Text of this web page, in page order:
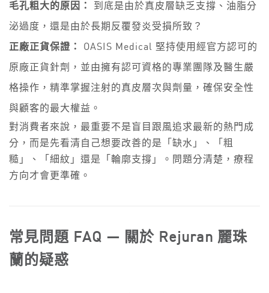
毛孔粗大的原因：
到底是由於真皮層缺乏支撐、油脂分
泌過度，還是由於長期反覆發炎受損所致？
正廠正貨保證：
OASIS Medical 堅持使用經官方認可的
原廠正貨針劑，並由擁有認可資格的專業團隊及醫生嚴
格操作，精準掌握注射的真皮層次與劑量，確保安全性
與顧客的最大權益。
對消費者來說，最重要不是盲目跟風追求最新的熱門成
分，而是先看清自己想要改善的是「缺水」、「粗
糙」、「細紋」還是「輪廓支撐」。問題分清楚，療程
方向才會更準確。
常見問題 FAQ — 關於 Rejuran 麗珠
蘭的疑惑